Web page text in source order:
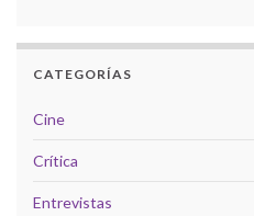
CATEGORÍAS
Cine
Crítica
Entrevistas